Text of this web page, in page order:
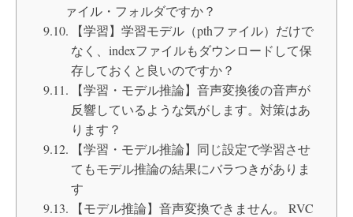
ァイル・フォルダですか？
【学習】学習モデル（pthファイル）だけで
なく、indexファイルもダウンロードして保
存しておくと良いのですか？
【学習・モデル推論】音声変換後の音声が
反響しているような気がします。対策はあ
ります？
【学習・モデル推論】同じ設定で学習させ
てもモデル推論の結果にバラつきがありま
す
【モデル推論】音声変換できません。 RVC